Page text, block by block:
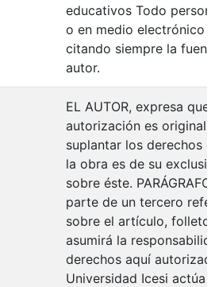
educativos Todo
o en medio electrónico
citando siempre la
autor.
EL AUTOR, expresa
autorización es original
suplantar los derechos
la obra es de su
sobre éste.
parte de un tercero
sobre el artículo, folleto
asumirá la
derechos aquí
Universidad Icesi actúa